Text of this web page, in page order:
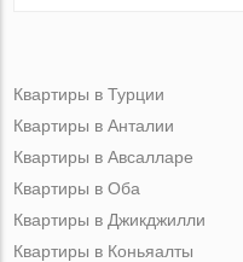
Квартиры в Турции
Квартиры в Анталии
Квартиры в Авсалларе
Квартиры в Оба
Квартиры в Джикджилли
Квартиры в Коньяалты